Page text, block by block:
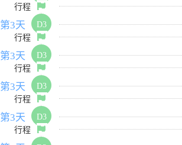
行程
第3天
D3
行程
第3天
D3
行程
第3天
D3
行程
第3天
D3
行程